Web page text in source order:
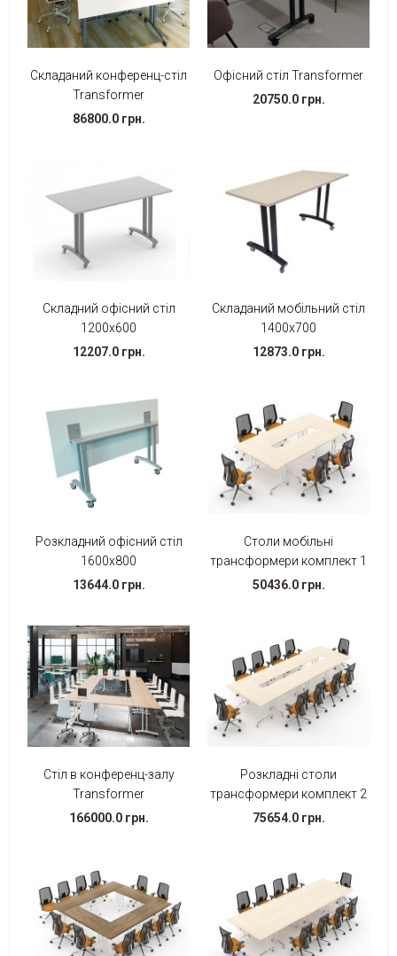
Складаний конференц-стіл
Transformer
86800.0 грн.
Офісний стіл Transformer
20750.0 грн.
Складний офісний стіл
1200х600
12207.0 грн.
Складаний мобільний стіл
1400х700
12873.0 грн.
Розкладний офісний стіл
1600х800
13644.0 грн.
Столи мобільні
трансформери комплект 1
50436.0 грн.
Стіл в конференц-залу
Transformer
166000.0 грн.
Розкладні столи
трансформери комплект 2
75654.0 грн.